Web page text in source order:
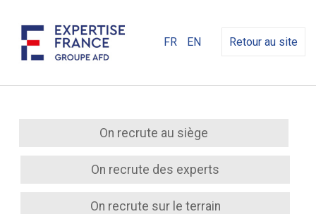
FR EN Retour au site
On recrute au siège
On recrute des experts
On recrute sur le terrain